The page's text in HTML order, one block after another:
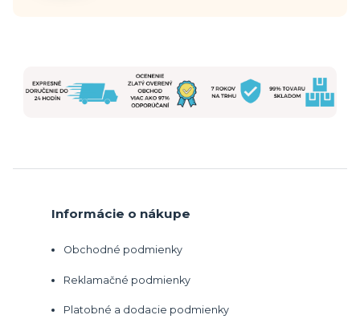
Informácie o nákupe
Obchodné podmienky
Reklamačné podmienky
Platobné a dodacie podmienky